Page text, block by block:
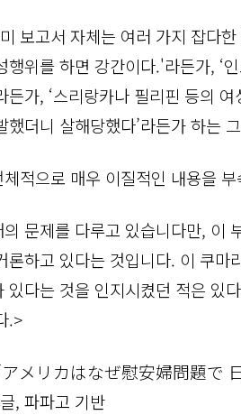
보고서 자체는 여러 가지 잡다
행위를 하면 강간이다.'라든가, ‘
든가, ‘스리랑카나 필리핀 등의
했더니 살해당했다’라든가 하는
적으로 매우 이질적인 내용을
의 문제를 다루고 있습니다만, 이
론하고 있다는 것입니다. 이 쿠
있다는 것을 인지시켰던 적은 있
.>
メリカはなぜ慰安婦問題で
, 파파고 기반